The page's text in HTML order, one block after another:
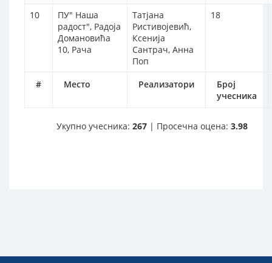
# Место Реализатори
Број
учесника
10
ПУ" Наша
радост", Радоја
Домановића
10, Рача
Татјана
Ристивојевић,
Ксенија
Сантрач, Анна
Поп
18
Укупно учесника: 267 | Просечна оцена: 3.98